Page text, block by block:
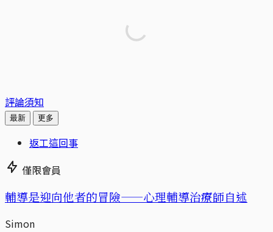
評論須知
最新 更多
返工這回事
僅限會員
輔導是迎向他者的冒險——心理輔導治療師自述
Simon